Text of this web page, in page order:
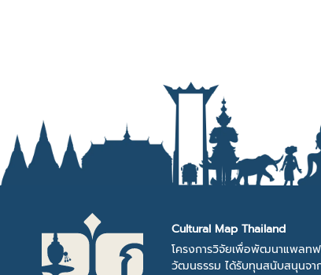
Cultural Map Thailand
โครงการวิจัยเพื่อพัฒนาแพลท
วัฒนธรรม ได้รับทุนสนับสนุนจา